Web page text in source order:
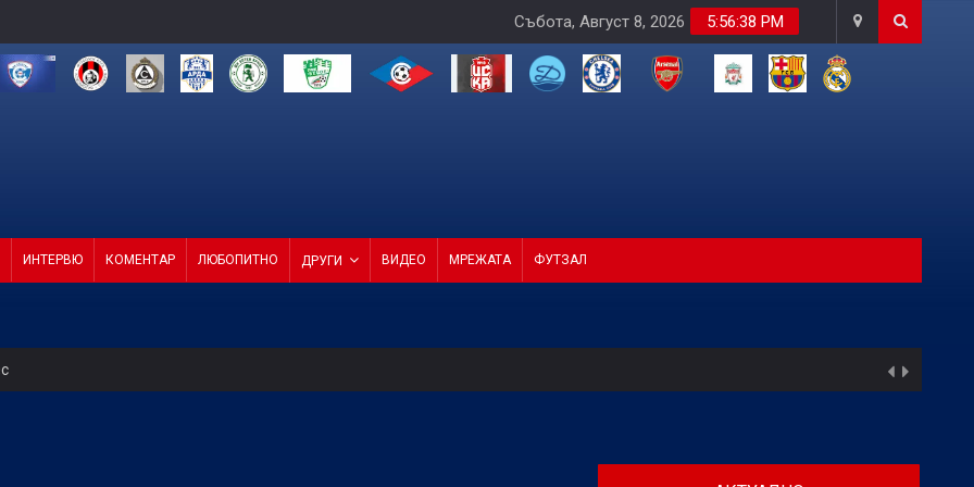
5:56:40 PM
Събота, Август 8, 2026
ИНТЕРВЮ КОМЕНТАР ЛЮБОПИТНО ДРУГИ ВИДЕО МРЕЖАТА ФУТЗАЛ
гордеем с евроучастниците ни